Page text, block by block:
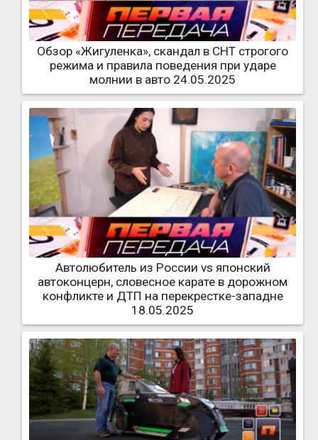
Обзор «Жигуленка», скандал в СНТ строгого
режима и правила поведения при ударе
молнии в авто 24.05.2025
Автолюбитель из России vs японский
автоконцерн, словесное карате в дорожном
конфликте и ДТП на перекрестке-западне
18.05.2025